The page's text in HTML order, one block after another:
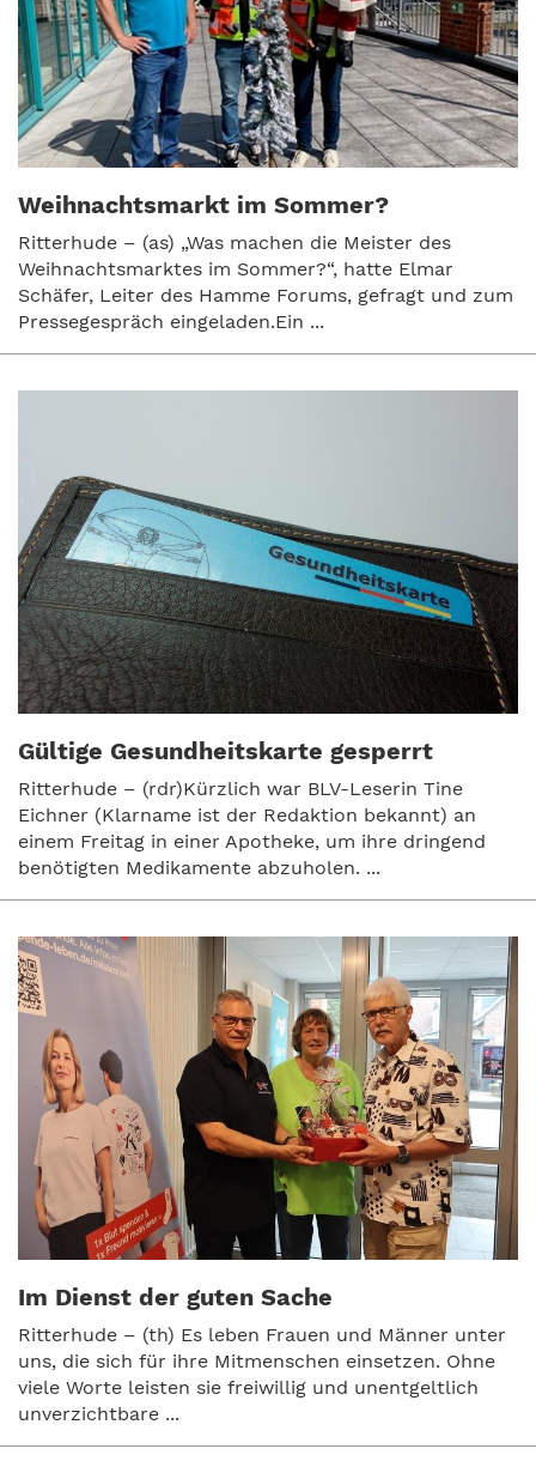
Weihnachtsmarkt im Sommer?
Ritterhude – (as) „Was machen die Meister des
Weihnachtsmarktes im Sommer?“, hatte Elmar
Schäfer, Leiter des Hamme Forums, gefragt und zum
Pressegespräch eingeladen.Ein ...
Gültige Gesundheitskarte gesperrt
Ritterhude – (rdr)Kürzlich war BLV-Leserin Tine
Eichner (Klarname ist der Redaktion bekannt) an
einem Freitag in einer Apotheke, um ihre dringend
benötigten Medikamente abzuholen. ...
Im Dienst der guten Sache
Ritterhude – (th) Es leben Frauen und Männer unter
uns, die sich für ihre Mitmenschen einsetzen. Ohne
viele Worte leisten sie freiwillig und unentgeltlich
unverzichtbare ...